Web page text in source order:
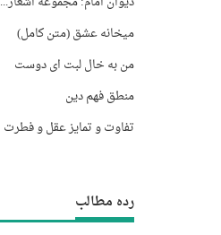
میخانه عشق (متن کامل)
من به خال لبت ای دوست
منطق فهم دین
تفاوت و تمایز عقل و فطرت
رده مطالب